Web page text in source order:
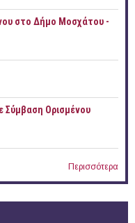
στο Δήμο Μοσχάτου -
Σύμβαση Ορισμένου
Περισσότερα